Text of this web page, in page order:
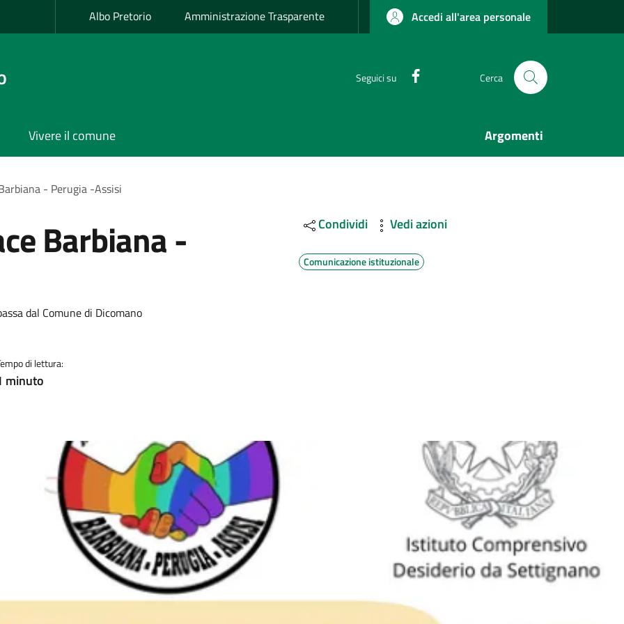
Albo Pretorio Amministrazione Trasparente Accedi all'area personale
Seguici su Cerca
Vivere il comune Argomenti
- Perugia -Assisi
Barbiana -
dal Comune di Dicomano
di lettura:
minuto
Condividi Vedi azioni
Comunicazione istituzionale